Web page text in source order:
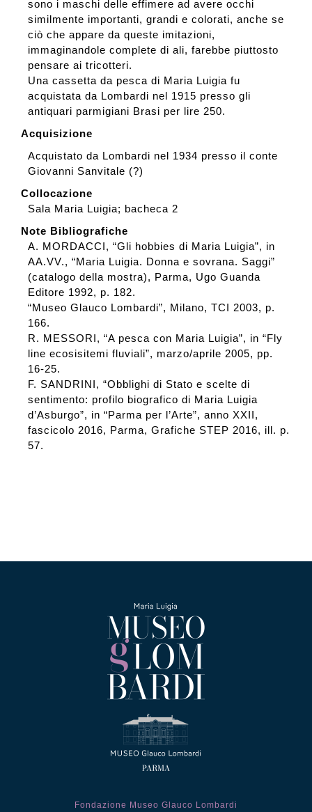
sono i maschi delle effimere ad avere occhi
similmente importanti, grandi e colorati, anche se
ciò che appare da queste imitazioni,
immaginandole complete di ali, farebbe piuttosto
pensare ai tricotteri.
Una cassetta da pesca di Maria Luigia fu
acquistata da Lombardi nel 1915 presso gli
antiquari parmigiani Brasi per lire 250.
Acquisizione
Acquistato da Lombardi nel 1934 presso il conte
Giovanni Sanvitale (?)
Collocazione
Sala Maria Luigia; bacheca 2
Note Bibliografiche
A. MORDACCI, “Gli hobbies di Maria Luigia”, in
AA.VV., “Maria Luigia. Donna e sovrana. Saggi”
(catalogo della mostra), Parma, Ugo Guanda
Editore 1992, p. 182.
“Museo Glauco Lombardi”, Milano, TCI 2003, p.
166.
R. MESSORI, “A pesca con Maria Luigia”, in “Fly
line ecosisitemi fluviali”, marzo/aprile 2005, pp.
16-25.
F. SANDRINI, “Obblighi di Stato e scelte di
sentimento: profilo biografico di Maria Luigia
d’Asburgo”, in “Parma per l’Arte”, anno XXII,
fascicolo 2016, Parma, Grafiche STEP 2016, ill. p.
57.
Fondazione Museo Glauco Lombardi